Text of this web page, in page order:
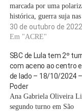
marcada por uma
histórica, guerra suja nas
sociais, batalha religiosa e
episódios de violência,
eleito presidente da
neste domingo (30), ao
derrotar no segundo
Bolsonaro (PL), atual
ocupante do Palácio…
30 de outubro de 2022
Em "ACRE"
SBC de Lula tem 2º
com aceno ao centro
de lado – 18/10/2024 –
Poder
Ana Gabriela Oliveira
segundo turno em São